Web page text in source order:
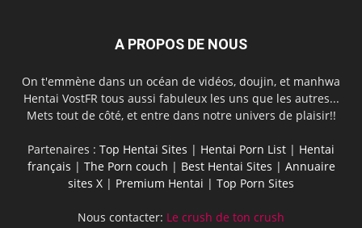
A PROPOS DE NOUS
On t'emmène dans un océan de vidéos, doujin, et manhwa
Hentai VostFR tous aussi fabuleux les uns que les autres...
Mets tout de côté, et entre dans notre univers de plaisir!!
Partenaires : Top Hentai Sites | Hentai Porn List | Hentai
français | The Porn couch | Best Hentai Sites | Annuaire
sites X | Premium Hentai | Top Porn Sites
Nous contacter: Le crush de ton crush